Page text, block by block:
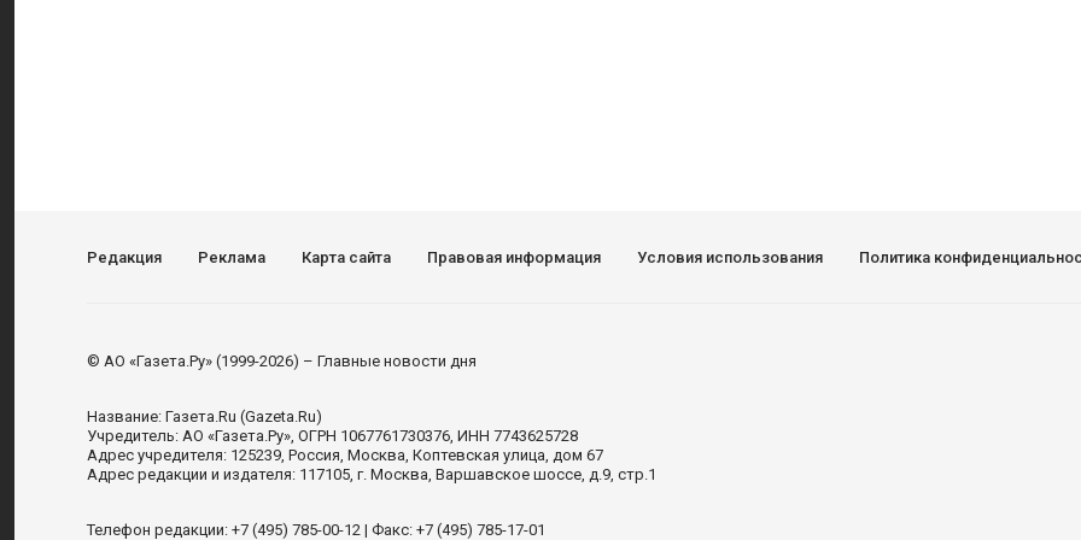
Редакция Реклама Карта сайта Правовая информация Условия использования Политика
© АО «Газета.Ру» (1999-2026) – Главные новости дня
Название: Газета.Ru (Gazeta.Ru)
Учредитель: АО «Газета.Ру», ОГРН 1067761730376, ИНН 7743625728
Адрес учредителя: 125239, Россия, Москва, Коптевская улица, дом 67
Адрес редакции и издателя: 117105, г. Москва, Варшавское шоссе, д.9, стр.1
Телефон редакции: +7 (495) 785-00-12 | Факс: +7 (495) 785-17-01